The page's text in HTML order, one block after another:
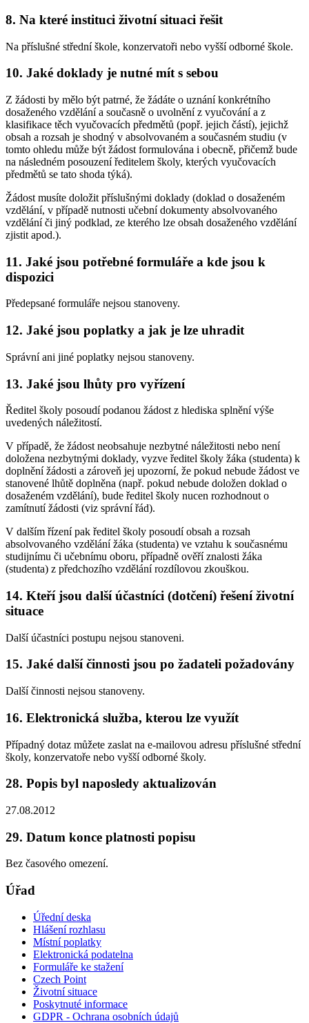
8. Na které instituci životní situaci řešit
Na příslušné střední škole, konzervatoři nebo vyšší odborné škole.
10. Jaké doklady je nutné mít s sebou
Z žádosti by mělo být patrné, že žádáte o uznání konkrétního
dosaženého vzdělání a současně o uvolnění z vyučování a z
klasifikace těch vyučovacích předmětů (popř. jejich částí), jejichž
obsah a rozsah je shodný v absolvovaném a současném studiu (v
tomto ohledu může být žádost formulována i obecně, přičemž bude
na následném posouzení ředitelem školy, kterých vyučovacích
předmětů se tato shoda týká).
Žádost musíte doložit příslušnými doklady (doklad o dosaženém
vzdělání, v případě nutnosti učební dokumenty absolvovaného
vzdělání či jiný podklad, ze kterého lze obsah dosaženého vzdělání
zjistit apod.).
11. Jaké jsou potřebné formuláře a kde jsou k
dispozici
Předepsané formuláře nejsou stanoveny.
12. Jaké jsou poplatky a jak je lze uhradit
Správní ani jiné poplatky nejsou stanoveny.
13. Jaké jsou lhůty pro vyřízení
Ředitel školy posoudí podanou žádost z hlediska splnění výše
uvedených náležitostí.
V případě, že žádost neobsahuje nezbytné náležitosti nebo není
doložena nezbytnými doklady, vyzve ředitel školy žáka (studenta) k
doplnění žádosti a zároveň jej upozorní, že pokud nebude žádost ve
stanovené lhůtě doplněna (např. pokud nebude doložen doklad o
dosaženém vzdělání), bude ředitel školy nucen rozhodnout o
zamítnutí žádosti (viz správní řád).
V dalším řízení pak ředitel školy posoudí obsah a rozsah
absolvovaného vzdělání žáka (studenta) ve vztahu k současnému
studijnímu či učebnímu oboru, případně ověří znalosti žáka
(studenta) z předchozího vzdělání rozdílovou zkouškou.
14. Kteří jsou další účastníci (dotčení) řešení životní
situace
Další účastníci postupu nejsou stanoveni.
15. Jaké další činnosti jsou po žadateli požadovány
Další činnosti nejsou stanoveny.
16. Elektronická služba, kterou lze využít
Případný dotaz můžete zaslat na e-mailovou adresu příslušné střední
školy, konzervatoře nebo vyšší odborné školy.
28. Popis byl naposledy aktualizován
27.08.2012
29. Datum konce platnosti popisu
Bez časového omezení.
Úřad
Úřední deska
Hlášení rozhlasu
Místní poplatky
Elektronická podatelna
Formuláře ke stažení
Czech Point
Životní situace
Poskytnuté informace
GDPR - Ochrana osobních údajů